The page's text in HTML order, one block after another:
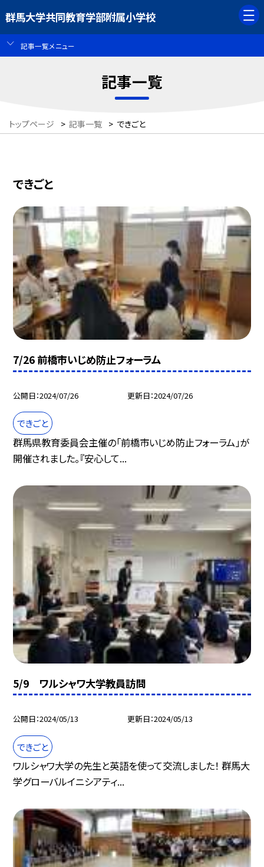
群馬大学共同教育学部附属小学校
記事一覧メニュー
記事一覧
トップページ > 記事一覧 > できごと
できごと
7/26 前橋市いじめ防止フォーラム
公開日 2024/07/26 更新日 2024/07/26
できごと
群馬県教育委員会主催の「前橋市いじめ防止フォーラム」が
開催されました。『安心して...
5/9 ワルシャワ大学教員訪問
公開日 2024/05/13 更新日 2024/05/13
できごと
ワルシャワ大学の先生と英語を使って交流しました！ 群馬大
学グローバルイニシアティ...